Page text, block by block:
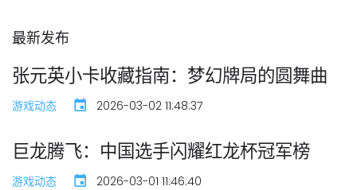
最新发布
张元英小卡收藏指南：梦幻牌局的圆舞曲
游戏动态 2026-03-02 11:48:37
巨龙腾飞：中国选手闪耀红龙杯冠军榜
游戏动态 2026-03-01 11:46:40